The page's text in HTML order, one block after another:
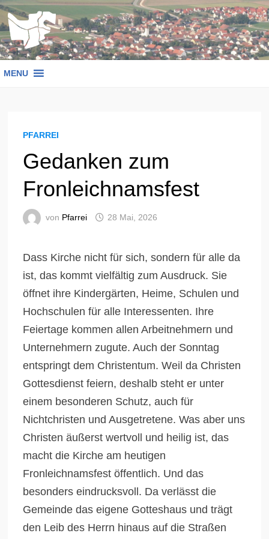
Zum
Inhalt
springen
MENU
PFARREI
Gedanken zum
Fronleichnamsfest
von Pfarrei 28 Mai, 2026
Dass Kirche nicht für sich, sondern für alle da
ist, das kommt vielfältig zum Ausdruck. Sie
öffnet ihre Kindergärten, Heime, Schulen und
Hochschulen für alle Interessenten. Ihre
Feiertage kommen allen Arbeitnehmern und
Unternehmern zugute. Auch der Sonntag
entspringt dem Christentum. Weil da Christen
Gottesdienst feiern, deshalb steht er unter
einem besonderen Schutz, auch für
Nichtchristen und Ausgetretene. Was aber uns
Christen äußerst wertvoll und heilig ist, das
macht die Kirche am heutigen
Fronleichnamsfest öffentlich. Und das
besonders eindrucksvoll. Da verlässt die
Gemeinde das eigene Gotteshaus und trägt
den Leib des Herrn hinaus auf die Straßen